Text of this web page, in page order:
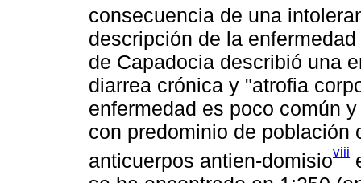
consecuencia de una
descripción de la
de Capadocia describió una
diarrea crónica y "atrofia
enfermedad es poco común
con predominio de
anticuerpos antien-domisioviii